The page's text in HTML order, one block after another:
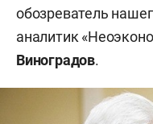
обозреватель
аналитик
Виноградов.